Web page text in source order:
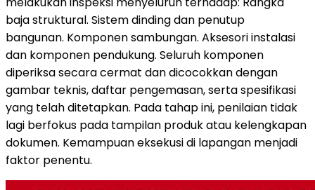
baja struktural. Sistem dinding dan penutup
bangunan. Komponen sambungan. Aksesori instalasi
dan komponen pendukung. Seluruh komponen
diperiksa secara cermat dan dicocokkan dengan
gambar teknis, daftar pengemasan, serta spesifikasi
yang telah ditetapkan. Pada tahap ini, penilaian tidak
lagi berfokus pada tampilan produk atau kelengkapan
dokumen. Kemampuan eksekusi di lapangan menjadi
faktor penentu.